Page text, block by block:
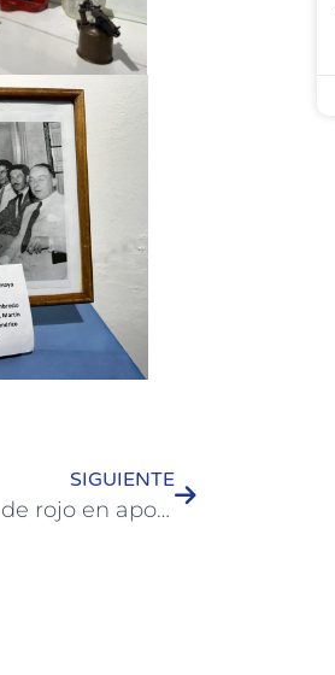
SIGUIENTE
El Municipio se ilumina de rojo en apoyo al Día Mundial contra la Polio